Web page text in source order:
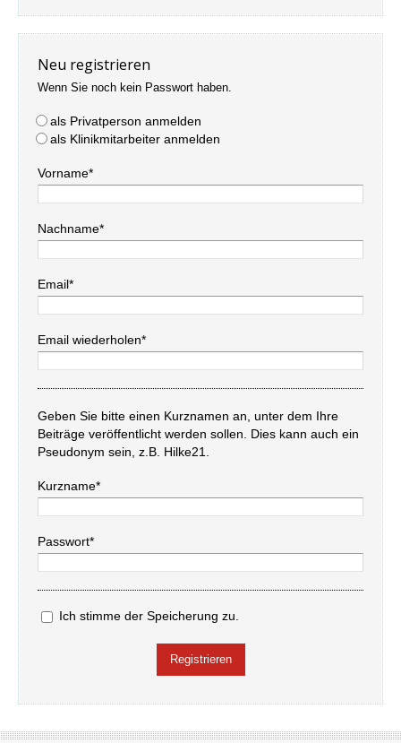
Neu registrieren
Wenn Sie noch kein Passwort haben.
als Privatperson anmelden
als Klinikmitarbeiter anmelden
Vorname*
Nachname*
Email*
Email wiederholen*
Geben Sie bitte einen Kurznamen an, unter dem Ihre
Beiträge veröffentlicht werden sollen. Dies kann auch ein
Pseudonym sein, z.B. Hilke21.
Kurzname*
Passwort*
Ich stimme der Speicherung zu.